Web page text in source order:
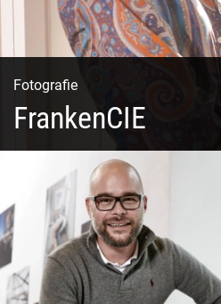
Fotografie
FrankenCIE